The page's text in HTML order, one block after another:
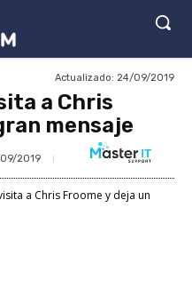
Actualizado: 24/09/2019
a Chris
mensaje
2019
a Chris Froome y deja un